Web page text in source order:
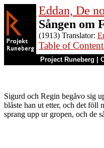
Eddan, De
Sången om
(1913) Translator:
Table of
Project Runeberg
Sigurd och Regin begåvo sig
blåste han ut etter, och det föll
sprang upp ur gropen, och de